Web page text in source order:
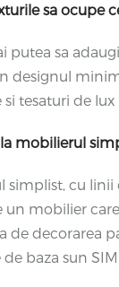
sa ocupe
putea sa
designul
tesaturi de
mobilierul
simplist, cu linii
un mobilier
de decorarea
baza sun